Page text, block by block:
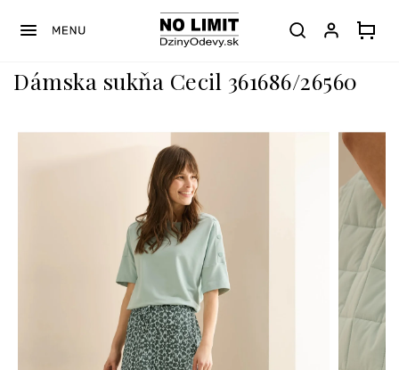
Dámska sukňa Cecil 361686/26560